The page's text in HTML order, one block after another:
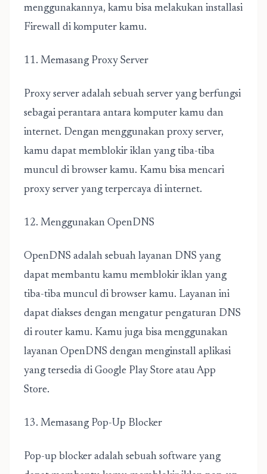
menggunakannya, kamu bisa melakukan installasi
Firewall di komputer kamu.
11. Memasang Proxy Server
Proxy server adalah sebuah server yang berfungsi
sebagai perantara antara komputer kamu dan
internet. Dengan menggunakan proxy server,
kamu dapat memblokir iklan yang tiba-tiba
muncul di browser kamu. Kamu bisa mencari
proxy server yang terpercaya di internet.
12. Menggunakan OpenDNS
OpenDNS adalah sebuah layanan DNS yang
dapat membantu kamu memblokir iklan yang
tiba-tiba muncul di browser kamu. Layanan ini
dapat diakses dengan mengatur pengaturan DNS
di router kamu. Kamu juga bisa menggunakan
layanan OpenDNS dengan menginstall aplikasi
yang tersedia di Google Play Store atau App
Store.
13. Memasang Pop-Up Blocker
Pop-up blocker adalah sebuah software yang